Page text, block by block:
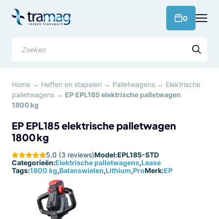
naar
0
Home → Heffen en stapelen → Palletwagens → Elektrische
palletwagens → EP EPL185 elektrische palletwagen
1800 kg
EP EPL185 elektrische palletwagen
1800 kg
5.0 (3 reviews)Model:EPL185-STD
Categorieën:Elektrische palletwagens,Lease
Tags:1800 kg,Balanswielen,Lithium,ProMerk:EP